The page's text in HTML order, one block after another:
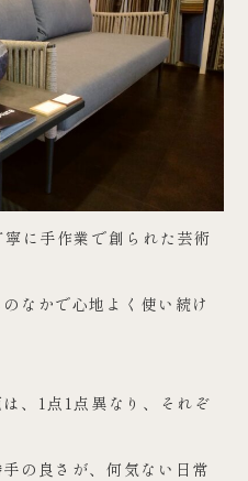
に手作業で創られた芸術
なかで心地よく使い続け
、1点1点異なり、それぞ
の良さが、何気ない日常